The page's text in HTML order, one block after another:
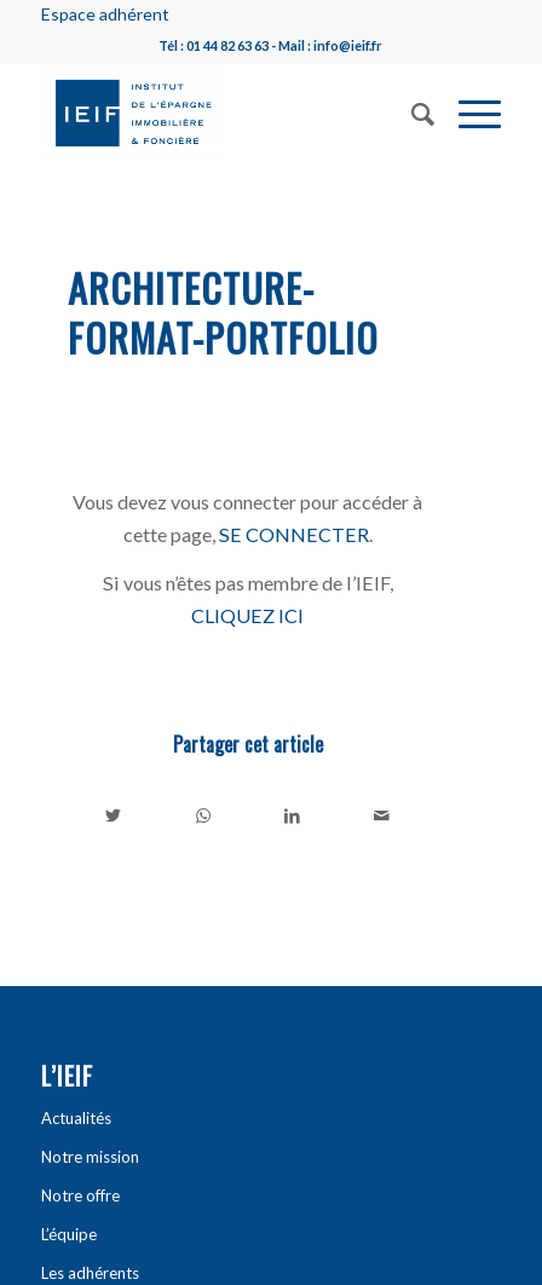
Espace adhérent
Tél : 01 44 82 63 63 - Mail : info@ieif.fr
ARCHITECTURE-
FORMAT-PORTFOLIO
Vous devez vous connecter pour accéder à
cette page, SE CONNECTER
Si vous n’êtes pas membre de l’IEIF,
CLIQUEZ ICI
Partager cet article
L’IEIF
Actualités
Notre mission
Notre offre
L’équipe
Les adhérents